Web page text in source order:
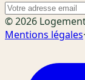
© 2026
Mentions légales·